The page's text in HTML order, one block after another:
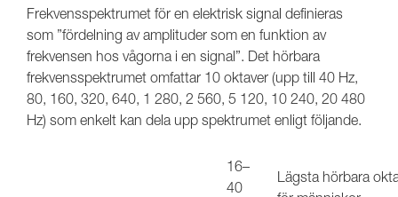
Frekvensspektrumet för en elektrisk signal definieras
som ”fördelning av amplituder som en funktion av
frekvensen hos vågorna i en signal”. Det hörbara
frekvensspektrumet omfattar 10 oktaver (upp till 40 Hz,
80, 160, 320, 640, 1 280, 2 560, 5 120, 10 240, 20 480
Hz) som enkelt kan dela upp spektrumet enligt följande.
16–
40
Lägsta hörbara